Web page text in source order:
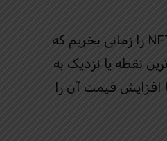
ایده این است که NFT را زمانی بخریم که
نقطه یا نزدیک به
قیمت آن را